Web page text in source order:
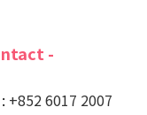
-
+852 6017 2007